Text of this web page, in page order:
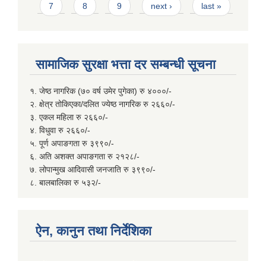
7 8 9 next › last »
सामाजिक सुरक्षा भत्ता दर सम्बन्धी सूचना
१. जेष्ठ नागरिक (७० वर्ष उमेर पुगेका) रु ४०००/-
२. क्षेत्र तोकिएका/दलित ज्येष्ठ नागरिक रु २६६०/-
३. एकल महिला रु २६६०/-
४. विधुवा रु २६६०/-
५. पूर्ण अपाङगता रु ३९९०/-
६. अति अशक्त अपाङगता रु २१२८/-
७. लोपान्मुख आदिवासी जनजाति रु ३९९०/-
८. बालबालिका रु ५३२/-
ऐन, कानुन तथा निर्देशिका